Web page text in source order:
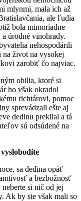
mlynmi, mala ich až
ale ľudia
bola mimoriadne
úrodné vinohrady.
nehospodárili
život na vysokej
zarobiť čo najviac.
obilia, ktoré si
ho však okradol
richtárovi, pomoc
sprevádzali ešte aj
dedinu preklial a tá
sú odsúdené na
sa dedina opäť
a bezbožnosť
si nič od jej
Ak by ste však mali so